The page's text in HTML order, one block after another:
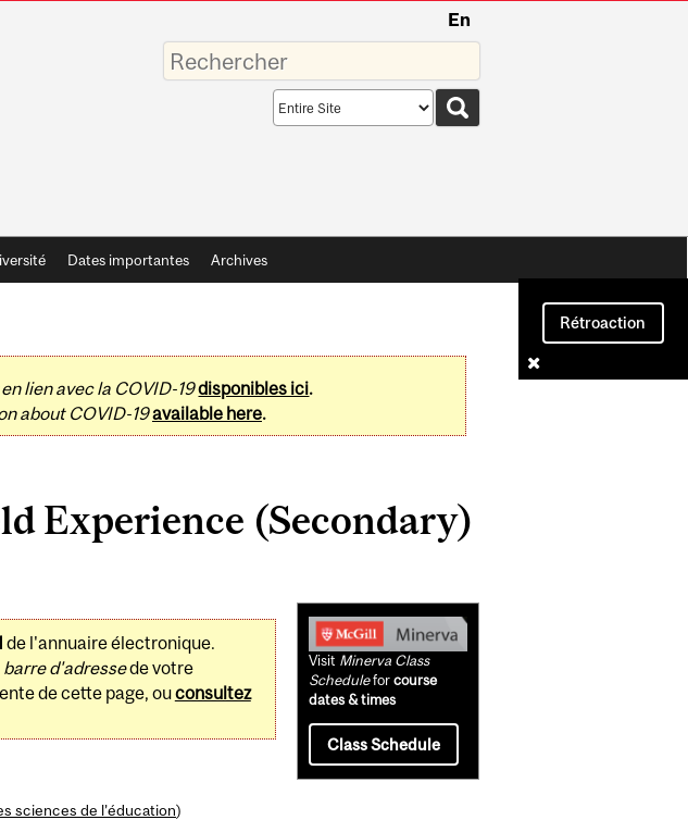
En
Saisissez
vos
mots-
Search
scope
Dates importantes Archives
Rétroaction
lien avec la COVID-19disponibles ici.
about COVID-19available here.
Experience (Secondary)
de l'annuaire électronique.
barre d'adressede votre
de cette page, ouconsultez
sciences de l’éducation)
Related
Content
Visit Minerva Class
Scheduleforcourse
dates & times
Class Schedule